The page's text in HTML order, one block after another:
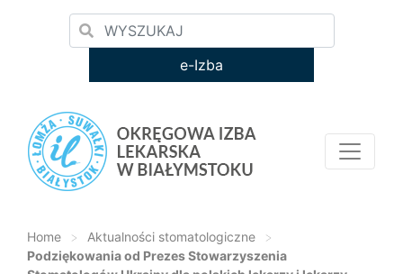
e-Izba
Home > Aktualności stomatologiczne
>
Podziękowania od Prezes Stowarzyszenia